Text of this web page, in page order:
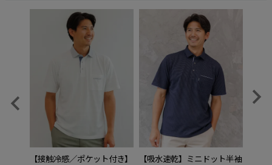
【接触冷感／ポケット付き】
【吸水速乾】ミニドット半袖